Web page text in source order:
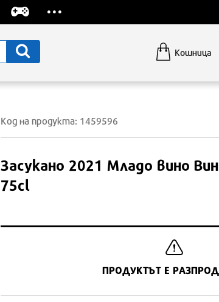
Кошница
Код на продукта: 1459596
Засукано 2021 Младо вино
75cl
ПРОДУКТЪТ Е